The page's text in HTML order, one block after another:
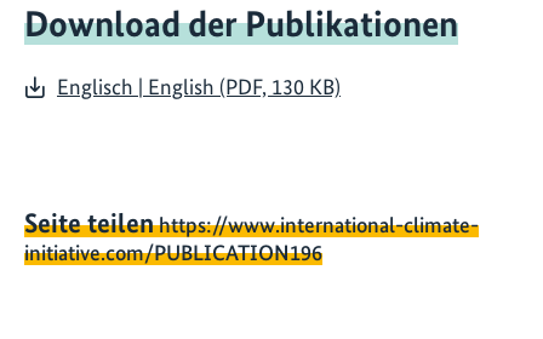
Download der Publikationen
Englisch | English (PDF, 130 KB)
Seite teilenhttps://www.international-climate-
initiative.com/PUBLICATION196